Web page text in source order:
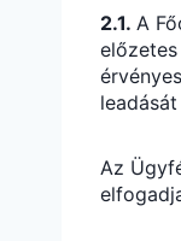
2.1. A
Az